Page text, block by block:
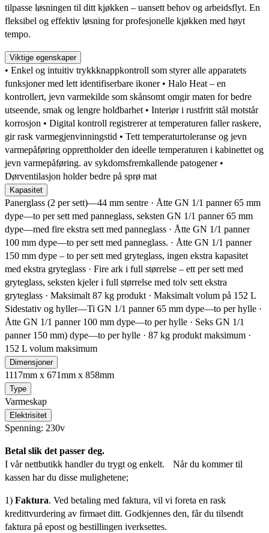
tilpasse løsningen til ditt kjøkken – uansett behov og arbeidsflyt. En
fleksibel og effektiv løsning for profesjonelle kjøkken med høyt
tempo.
Viktige egenskaper
• Enkel og intuitiv trykkknappkontroll som styrer alle apparatets
funksjoner med lett identifiserbare ikoner • Halo Heat – en
kontrollert, jevn varmekilde som skånsomt omgir maten for bedre
utseende, smak og lengre holdbarhet • Interiør i rustfritt stål motstår
korrosjon • Digital kontroll registrerer at temperaturen faller raskere,
gir rask varmegjenvinningstid • Tett temperaturtoleranse og jevn
varmepåføring opprettholder den ideelle temperaturen i kabinettet og
jevn varmepåføring. av sykdomsfremkallende patogener •
Dørventilasjon holder bedre på sprø mat
Kapasitet
Panerglass (2 per sett)—44 mm sentre · Åtte GN 1/1 panner 65 mm
dype—to per sett med panneglass, seksten GN 1/1 panner 65 mm
dype—med fire ekstra sett med panneglass · Åtte GN 1/1 panner
100 mm dype—to per sett med panneglass. · Åtte GN 1/1 panner
150 mm dype – to per sett med gryteglass, ingen ekstra kapasitet
med ekstra gryteglass · Fire ark i full størrelse – ett per sett med
gryteglass, seksten kjeler i full størrelse med tolv sett ekstra
gryteglass · Maksimalt 87 kg produkt · Maksimalt volum på 152 L
Sidestativ og hyller—Ti GN 1/1 panner 65 mm dype—to per hylle ·
Åtte GN 1/1 panner 100 mm dype—to per hylle · Seks GN 1/1
panner 150 mm) dype—to per hylle · 87 kg produkt maksimum ·
152 L volum maksimum
Dimensjoner
1117mm x 671mm x 858mm
Type
Varmeskap
Elektrisitet
Spenning: 230v
Betal slik det passer deg.
I vår nettbutikk handler du trygt og enkelt. Når du kommer til
kassen har du disse mulighetene;
1) Faktura. Ved betaling med faktura, vil vi foreta en rask
kredittvurdering av firmaet ditt. Godkjennes den, får du tilsendt
faktura på epost og bestillingen iverksettes.